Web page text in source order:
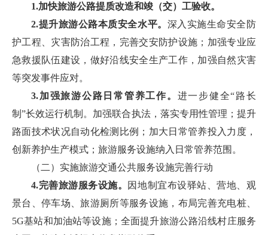
1.加快旅游公路提质改造和竣（交）工验收。
2.提升旅游公路本质安全水平。 深入实施生命安全防
护工程、灾害防治工程，完善交安防护设施；加强专业应
急救援队伍建设，做好沿线安全生产工作，加强自然灾害
等突发事件应对。
3.加强旅游公路日常管养工作。 进一步健全“路长
制”长效运行机制。加强联合执法，落实专用性管理；提升
路面技术状况自动化检测比例；加大日常管养投入力度，
创新养护生产模式；旅游服务设施纳入日常管养范围。
（二）实施旅游交通公共服务设施完善行动
4.完善旅游服务设施。 因地制宜布设驿站、营地、观
景台、停车场、旅游厕所等服务设施，布局完善充电桩、
5G基站和加油站等设施；全面提升旅游公路沿线村庄服务